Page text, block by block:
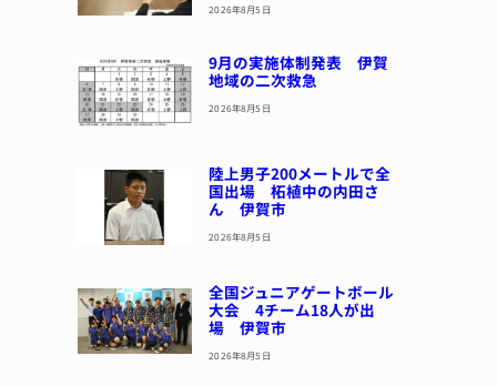
2026年8月5日
9月の実施体制発表 伊賀
地域の二次救急
2026年8月5日
陸上男子200メートルで全
国出場 柘植中の内田さ
ん 伊賀市
2026年8月5日
全国ジュニアゲートボール
大会 4チーム18人が出
場 伊賀市
2026年8月5日